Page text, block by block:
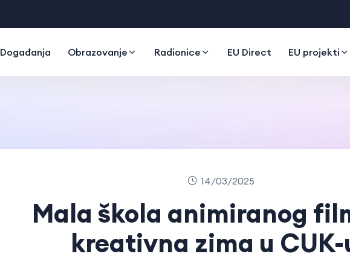
Događanja Obrazovanje Radionice EU Direct EU projekti
14/03/2025
Mala škola animiranog
kreativna zima u CUK-